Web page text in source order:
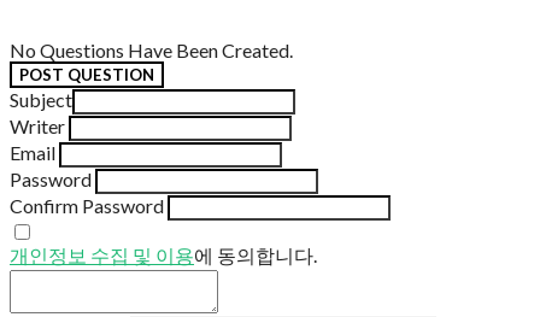
No Questions Have Been Created.
POST QUESTION
Subject
Writer
Email
Password
Confirm Password
개인정보 수집 및 이용에 동의합니다.